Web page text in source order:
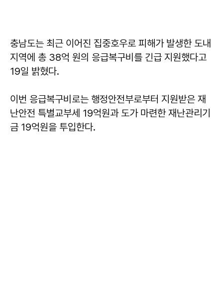
충남도는 최근 이어진 집중호우로 피해가 발생한 도내
지역에 총 38억 원의 응급복구비를 긴급 지원했다고
19일 밝혔다.
이번 응급복구비로는 행정안전부로부터 지원받은 재
난안전 특별교부세 19억원과 도가 마련한 재난관리기
금 19억원을 투입한다.